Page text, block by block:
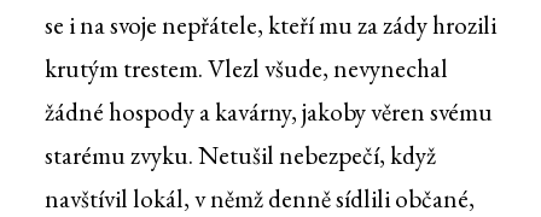
se i na svoje nepřátele, kteří mu za zády hrozili
krutým trestem. Vlezl všude, nevynechal
žádné hospody a kavárny, jakoby věren svému
starému zvyku. Netušil nebezpečí, když
navštívil lokál, v němž denně sídlili občané,